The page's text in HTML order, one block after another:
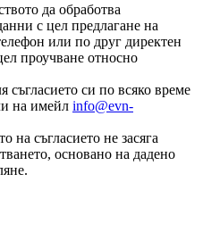
да обработва
с цел предлагане на
или по друг директен
проучване относно
съгласието си по всяко време
на имейл info@evn-
на съгласието не засяга
основано на дадено